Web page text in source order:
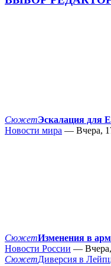
СюжетЭскалация для
Новости мира — Вчера,
СюжетИзменения в
Новости России —
СюжетДиверсия в